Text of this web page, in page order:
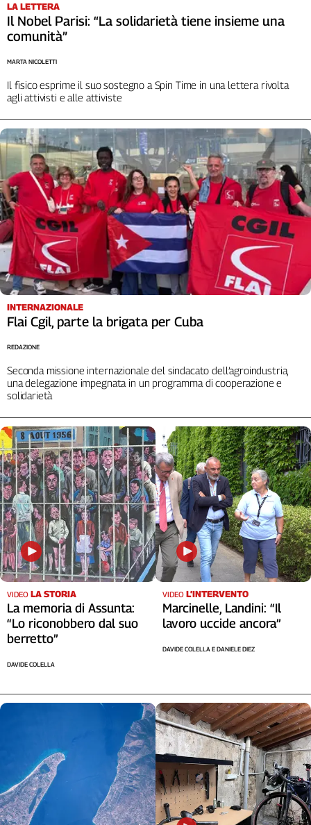
LA LETTERA
Il Nobel Parisi: “La solidarietà tiene insieme una
comunità”
Il fisico esprime il suo sostegno a Spin Time in una lettera rivolta
agli attivisti e alle attiviste
MARTA NICOLETTI
INTERNAZIONALE
Flai Cgil, parte la brigata per Cuba
Seconda missione internazionale del sindacato dell’agroindustria,
una delegazione impegnata in un programma di cooperazione e
solidarietà
REDAZIONE
VIDEO LA STORIA
La memoria di Assunta:
“Lo riconobbero dal suo
berretto”
DAVIDE COLELLA
VIDEO L’INTERVENTO
Marcinelle, Landini: “Il
lavoro uccide ancora”
DAVIDE COLELLA E DANIELE DIEZ